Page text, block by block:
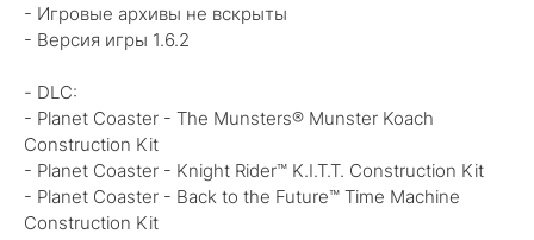
- Игровые архивы не вскрыты
- Версия игры 1.6.2
- DLC:
- Planet Coaster - The Munsters® Munster Koach
Construction Kit
- Planet Coaster - Knight Rider™ K.I.T.T. Construction Kit
- Planet Coaster - Back to the Future™ Time Machine
Construction Kit